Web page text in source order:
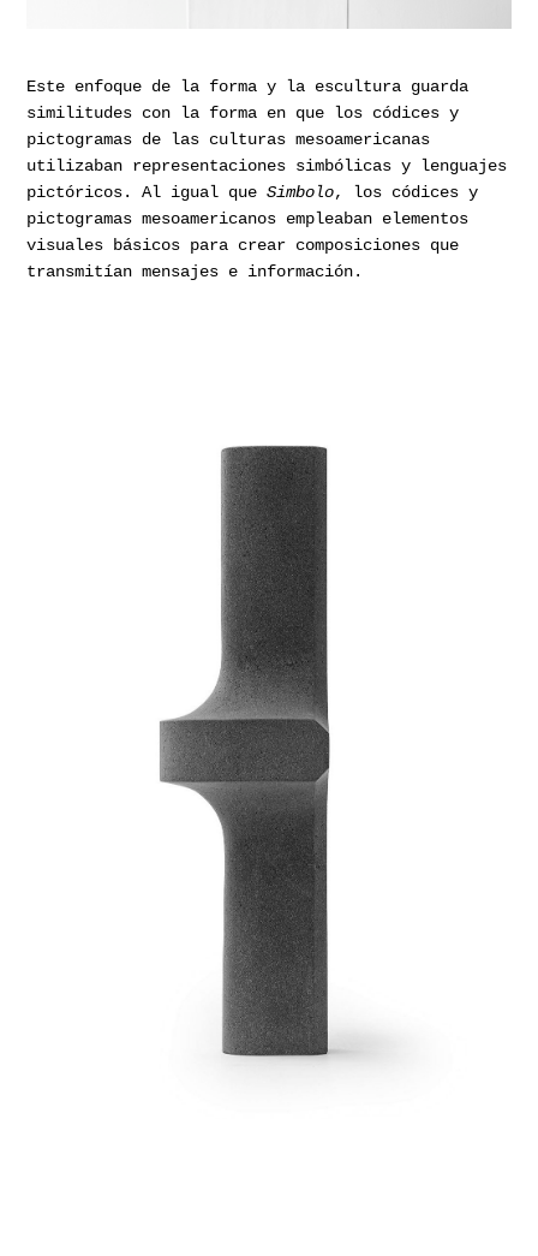
Este enfoque de la forma y la escultura guarda
similitudes con la forma en que los códices y
pictogramas de las culturas mesoamericanas
utilizaban representaciones simbólicas y lenguajes
pictóricos. Al igual queSimbolo, los códices y
pictogramas mesoamericanos empleaban elementos
visuales básicos para crear composiciones que
transmitían mensajes e información.